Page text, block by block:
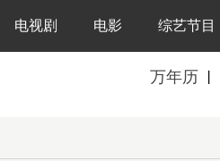
综艺节目
电影
电视剧
万年历